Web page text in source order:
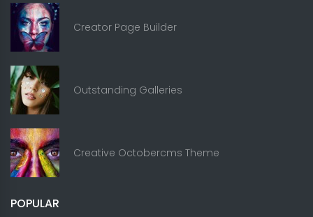
Creator Page Builder
Outstanding Galleries
Creative Octobercms Theme
POPULAR